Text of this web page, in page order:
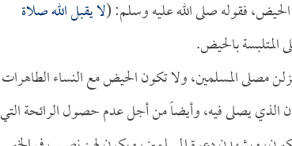
الحيض، فقوله صلى الله عليه وسلم: (لا يقبل الله صلاة
بالحيض.
مصلى المسلمين، ولا تكون الحيض مع النساء الطاهرات
الذي يصلى فيه، وأيضاً من أجل عدم حصول الرائحة التي